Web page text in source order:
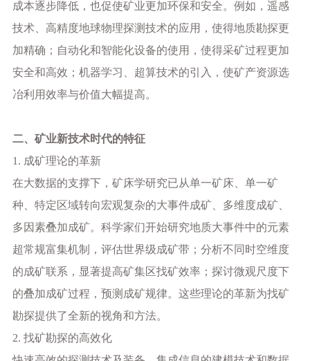
成本逐步降低，也促使矿业更加环保和安全。例如，遥感
技术、高精度地球物理探测技术的应用，使得地质勘探更
加精确；自动化和智能化设备的使用，使得采矿过程更加
安全和高效；机器学习、超算技术的引入，使矿产资源选
冶利用效率与价值大幅提高。
二、矿业新技术时代的特征
1. 成矿理论的革新
在大数据的支撑下，矿床学研究已从单一矿床、单一矿
种、特定区域转向宏观复杂的大事件成矿、多维度成矿、
多因素叠加成矿。科学家们开始研究地质大事件中的元素
超常规富集机制，评估世界级成矿带；分析不同时空维度
的成矿联系，显著提高矿集区找矿效率；探讨微观尺度下
的叠加成矿过程，预测成矿规律。这些理论的革新为找矿
勘探提供了全新的视角和方法。
2. 找矿勘探的高效化